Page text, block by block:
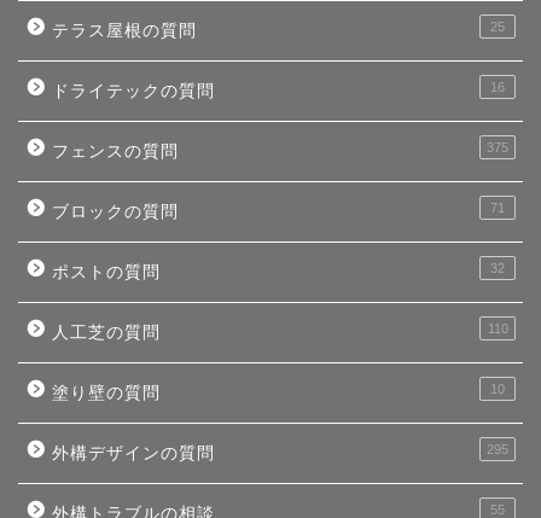
テラス屋根の質問 25
ドライテックの質問 16
フェンスの質問 375
ブロックの質問 71
ポストの質問 32
人工芝の質問 110
塗り壁の質問 10
外構デザインの質問 295
外構トラブルの相談 55